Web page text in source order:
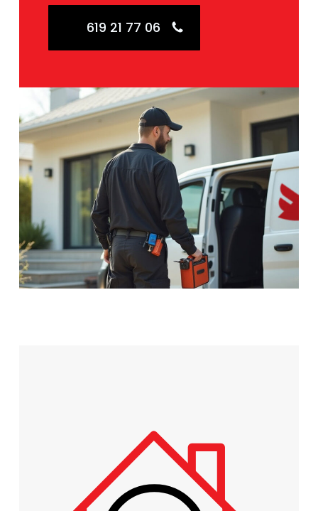
619 21 77 06